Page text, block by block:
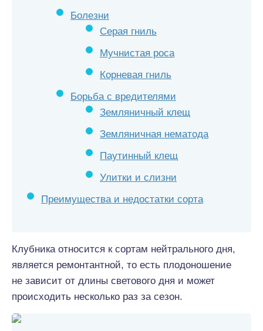
Болезни
Серая гниль
Мучнистая роса
Корневая гниль
Борьба с вредителями
Земляничный клещ
Земляничная нематода
Паутинный клещ
Улитки и слизни
Преимущества и недостатки сорта
Клубника относится к сортам нейтрального дня,
является ремонтантной, то есть плодоношение
не зависит от длины светового дня и может
происходить несколько раз за сезон.